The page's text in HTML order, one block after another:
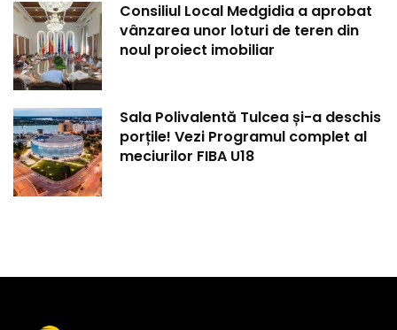
Consiliul Local Medgidia a aprobat
vânzarea unor loturi de teren din
noul proiect imobiliar
Sala Polivalentă Tulcea și-a deschis
porțile! Vezi Programul complet al
meciurilor FIBA U18